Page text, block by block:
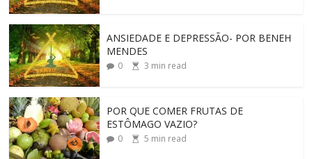
ANSIEDADE E DEPRESSÃO- POR BENEH
MENDES
0 3 min read
POR QUE COMER FRUTAS DE
ESTÔMAGO VAZIO?
0 5 min read